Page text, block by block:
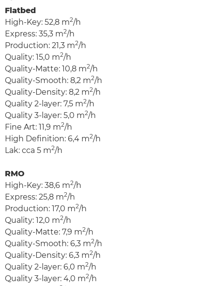
Flatbed
High-Key: 52,8 m2/h
Express: 35,3 m2/h
Production: 21,3 m2/h
Quality: 15,0 m2/h
Quality-Matte: 10,8 m2/h
Quality-Smooth: 8,2 m2/h
Quality-Density: 8,2 m2/h
Quality 2-layer: 7,5 m2/h
Quality 3-layer: 5,0 m2/h
Fine Art: 11,9 m2/h
High Definition: 6,4 m2/h
Lak: cca 5 m2/h
RMO
High-Key: 38,6 m2/h
Express: 25,8 m2/h
Production: 17,0 m2/h
Quality: 12,0 m2/h
Quality-Matte: 7,9 m2/h
Quality-Smooth: 6,3 m2/h
Quality-Density: 6,3 m2/h
Quality 2-layer: 6,0 m2/h
Quality 3-layer: 4,0 m2/h